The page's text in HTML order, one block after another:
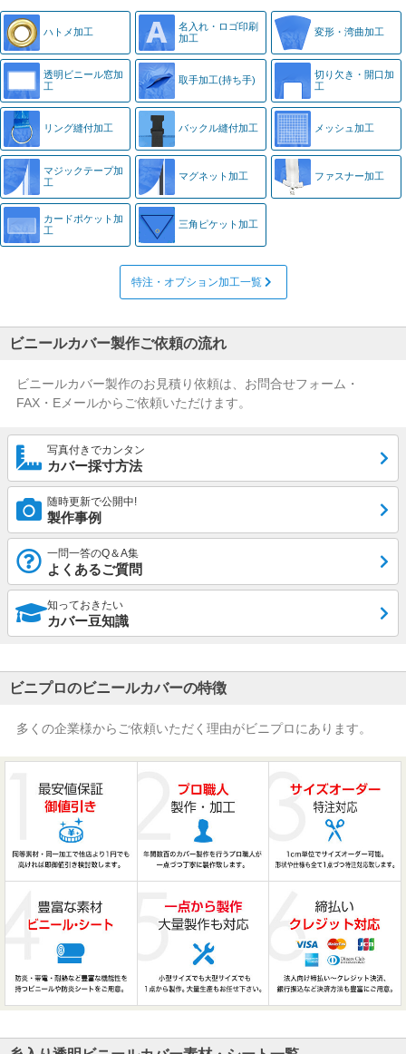
ハトメ加工
名入れ・ ロゴ印刷
加工
変形・湾曲加工
透明ビニール窓加
工
取手加工(持ち手)
切り欠き・ 開口加
工
リング縫付加工 バックル縫付加工 メッシュ加工
マジックテープ加
工
マグネット加工 ファスナー加工
カードポケット加
工
三角ピケット加工
特注・オプション加工一覧
ビニールカバー製作ご依頼の流れ
ビニールカバー製作のお見積り依頼は、お問合せフォーム・
FAX・Eメールからご依頼いただけます。
写真付きでカンタン
カバー採寸方法
随時更新で公開中!
製作事例
一問一答のQ＆A集
よくあるご質問
知っておきたい
カバー豆知識
ビニプロのビニールカバーの特徴
多くの企業様からご依頼いただく理由がビニプロにあります。